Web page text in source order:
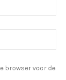
browser voor de